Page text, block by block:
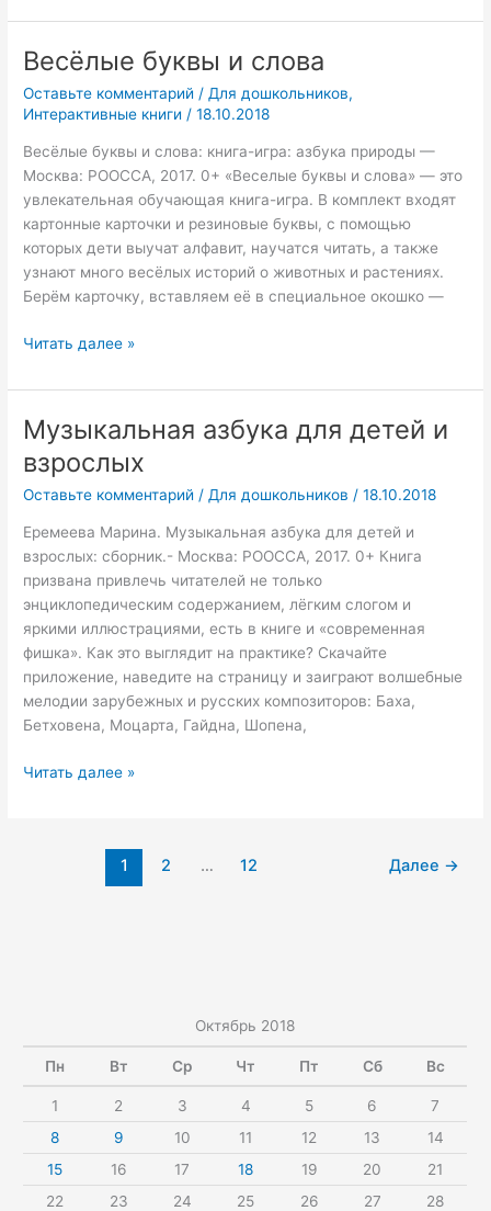
Весёлые буквы и слова
Оставьте комментарий / Для дошкольников,
Интерактивные книги /18.10.2018
Весёлые буквы и слова: книга-игра: азбука природы —
Москва: РООССА, 2017. 0+ «Веселые буквы и слова» — это
увлекательная обучающая книга-игра. В комплект входят
картонные карточки и резиновые буквы, с помощью
которых дети выучат алфавит, научатся читать, а также
узнают много весёлых историй о животных и растениях.
Берём карточку, вставляем её в специальное окошко —
Весёлые
и
слова
Читать далее »
Музыкальная азбука для детей и
взрослых
Оставьте комментарий / Для дошкольников /18.10.2018
Еремеева Марина. Музыкальная азбука для детей и
взрослых: сборник.- Москва: РООССА, 2017. 0+ Книга
призвана привлечь читателей не только
энциклопедическим содержанием, лёгким слогом и
яркими иллюстрациями, есть в книге и «современная
фишка». Как это выглядит на практике? Скачайте
приложение, наведите на страницу и заиграют волшебные
мелодии зарубежных и русских композиторов: Баха,
Бетховена, Моцарта, Гайдна, Шопена,
Музыкальная
азбука
для
детей
взрослых
Читать далее »
1 2 … 12 Далее →
Октябрь 2018
Пн Вт Ср Чт Пт Сб Вс
1 2 3 4 5 6
7
8
9 10 11 12 13
14
15
16 17 18 19 20
21
22
23 24 25 26 27
28